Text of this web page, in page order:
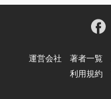
運営会社 著者一覧
利用規約